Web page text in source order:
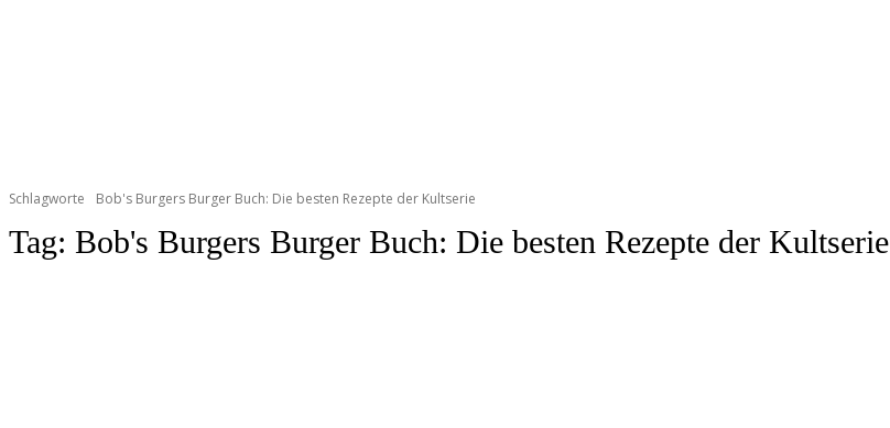
Schlagworte Bob's Burgers Burger Buch: Die besten Rezepte der Kultserie
Tag: Bob's Burgers Burger Buch: Die besten Rezepte der Kultserie